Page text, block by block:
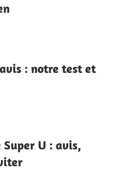
: notre test et
U : avis,